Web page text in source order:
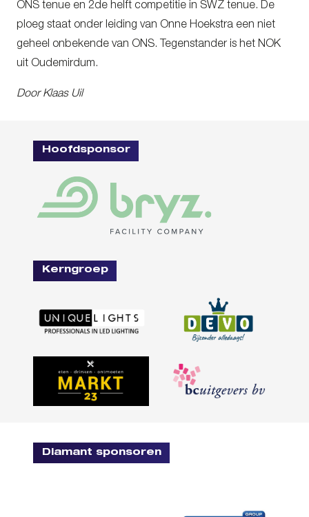
ONS tenue en 2de helft competitie in SWZ tenue. De
ploeg staat onder leiding van Onne Hoekstra een niet
geheel onbekende van ONS. Tegenstander is het NOK
uit Oudemirdum.
Door Klaas Uil
Hoofdsponsor
Kerngroep
Diamant sponsoren